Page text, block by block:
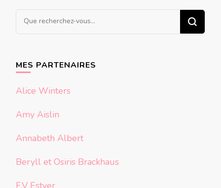
Vous
recherchiez
MES PARTENAIRES
Alice Winters
Amy Aislin
Annabeth Albert
Beryll et Osiris Brackhaus
F.V Estyer